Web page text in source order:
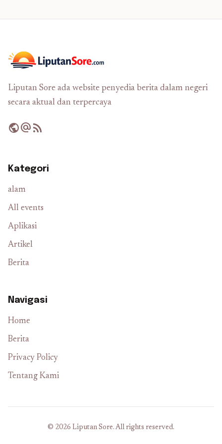
Liputan Sore ada website penyedia berita dalam negeri
secara aktual dan terpercaya
publicalternate_emailrss_feed
Kategori
alam
All events
Aplikasi
Artikel
Berita
Navigasi
Home
Berita
Privacy Policy
Tentang Kami
© 2026 Liputan Sore. All rights reserved.